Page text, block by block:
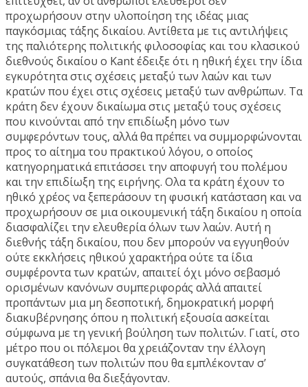
προχωρήσουν στην υλοποίηση της ιδέας μιας
παγκόσμιας τάξης δικαίου. Αντίθετα με τις αντιλήψεις
της παλιότερης πολιτικής φιλοσοφίας και του κλασικού
διεθνούς δικαίου ο Kant έδειξε ότι η ηθική έχει την ίδια
εγκυρότητα στις σχέσεις μεταξύ των λαών και των
κρατών που έχει στις σχέσεις μεταξύ των ανθρώπων. Τα
κράτη δεν έχουν δικαίωμα στις μεταξύ τους σχέσεις
που κινούνται από την επιδίωξη μόνο των
συμφερόντων τους, αλλά θα πρέπει να συμμορφώνονται
προς το αίτημα του πρακτικού λόγου, ο οποίος
κατηγορηματικά επιτάσσει την αποφυγή του πολέμου
και την επιδίωξη της ειρήνης. Ολα τα κράτη έχουν το
ηθικό χρέος να ξεπεράσουν τη φυσική κατάσταση και να
προχωρήσουν σε μια οικουμενική τάξη δικαίου η οποία
διασφαλίζει την ελευθερία όλων των λαών. Αυτή η
διεθνής τάξη δικαίου, που δεν μπορούν να εγγυηθούν
ούτε εκκλήσεις ηθικού χαρακτήρα ούτε τα ίδια
συμφέροντα των κρατών, απαιτεί όχι μόνο σεβασμό
ορισμένων κανόνων συμπεριφοράς αλλά απαιτεί
προπάντων μια μη δεσποτική, δημοκρατική μορφή
διακυβέρνησης όπου η πολιτική εξουσία ασκείται
σύμφωνα με τη γενική βούληση των πολιτών. Γιατί, στο
μέτρο που οι πόλεμοι θα χρειάζονταν την έλλογη
συγκατάθεση των πολιτών που θα εμπλέκονταν σ’
αυτούς, σπάνια θα διεξάγονταν.